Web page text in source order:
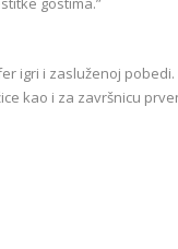
igri i zasluženoj
kao i za završnicu